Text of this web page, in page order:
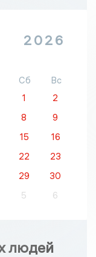
2026
Сб
Вс
1
2
8
9
15
16
22
23
29
30
5 6
людей